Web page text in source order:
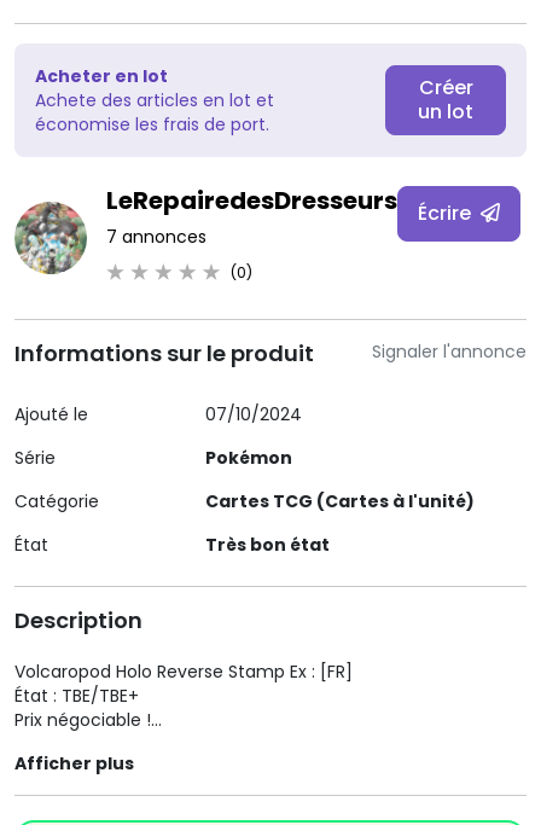
Acheter en lot
Achete des articles en lot et
économise les frais de port.
Créer
un lot
LeRepairedesDresseurs
7 annonces
(0)
Écrire
Signaler l'annonce
Informations sur le produit
Ajouté le
07/10/2024
Série
Pokémon
Catégorie
Cartes TCG (Cartes à l'unité)
État
Très bon état
Description
Volcaropod Holo Reverse Stamp Ex : [FR]
État : TBE/TBE+
Prix négociable !
Afficher plus